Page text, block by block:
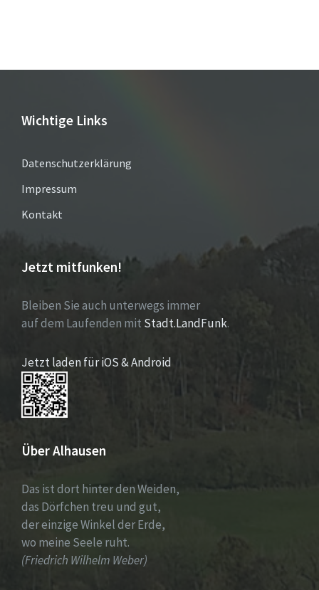
Wichtige Links
Datenschutzerklärung
Impressum
Kontakt
Jetzt mitfunken!
Bleiben Sie auch unterwegs immer
auf dem Laufenden mit Stadt.LandFunk.
Jetzt laden für iOS & Android
Über Alhausen
Das ist dort hinter den Weiden,
das Dörfchen treu und gut,
der einzige Winkel der Erde,
wo meine Seele ruht.
(Friedrich Wilhelm Weber)